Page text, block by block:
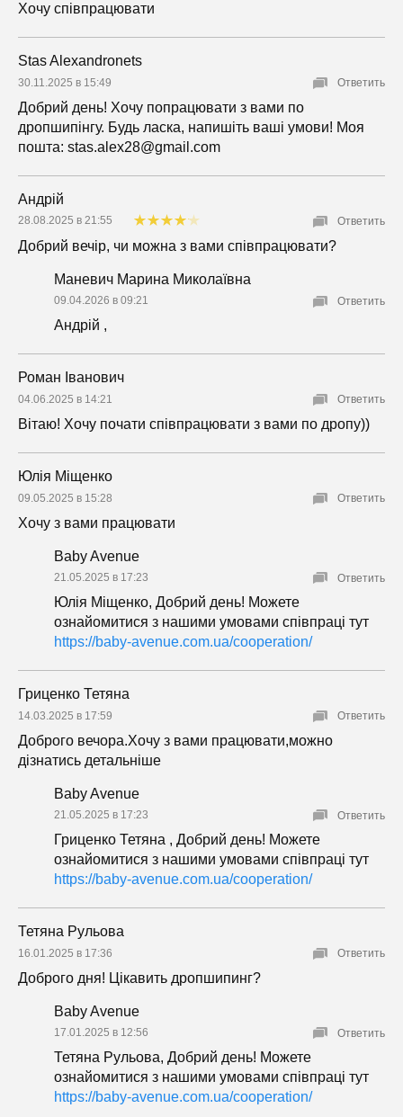
Хочу співпрацювати
Stas Alexandronets
30.11.2025 в 15:49
Добрий день! Хочу попрацювати з вами по
дропшипінгу. Будь ласка, напишіть ваші умови! Моя
пошта: stas.alex28@gmail.com
Ответить
Андрій
28.08.2025 в 21:55
Добрий вечір, чи можна з вами співпрацювати?
Ответить
Маневич Марина Миколаївна
09.04.2026 в 09:21
Андрій ,
Ответить
Роман Іванович
04.06.2025 в 14:21
Вітаю! Хочу почати співпрацювати з вами по дропу))
Ответить
Юлія Міщенко
09.05.2025 в 15:28
Хочу з вами працювати
Ответить
Baby Avenue
21.05.2025 в 17:23
Юлія Міщенко, Добрий день! Можете
ознайомитися з нашими умовами співпраці тут
https://baby-avenue.com.ua/cooperation/
Ответить
Гриценко Тетяна
14.03.2025 в 17:59
Доброго вечора.Хочу з вами працювати,можно
дізнатись детальніше
Ответить
Baby Avenue
21.05.2025 в 17:23
Гриценко Тетяна , Добрий день! Можете
ознайомитися з нашими умовами співпраці тут
https://baby-avenue.com.ua/cooperation/
Ответить
Тетяна Рульова
16.01.2025 в 17:36
Доброго дня! Цікавить дропшипинг?
Ответить
Baby Avenue
17.01.2025 в 12:56
Тетяна Рульова, Добрий день! Можете
ознайомитися з нашими умовами співпраці тут
https://baby-avenue.com.ua/cooperation/
Ответить